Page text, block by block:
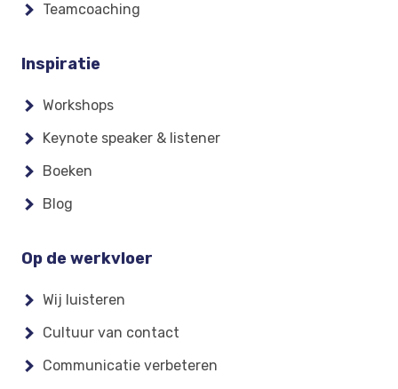
Teamcoaching
Inspiratie
Workshops
Keynote speaker & listener
Boeken
Blog
Op de werkvloer
Wij luisteren
Cultuur van contact
Communicatie verbeteren